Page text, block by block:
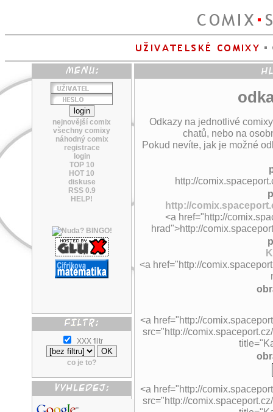
nejnovější comix
všechny comixy
náhodný comix
registrace
login
TOP 10
HOT 10
diskuse
RSS 0.9
HELP!
XXX filtr
co je to?
Odkazy na jednotlivé
chatů, nebo na
Pokud nevíte, jak je možné
http://
http://
<a href="http://
hrad">http://
<a href="http://
<a href="http://
src="http://
<a href="http://
src="http://